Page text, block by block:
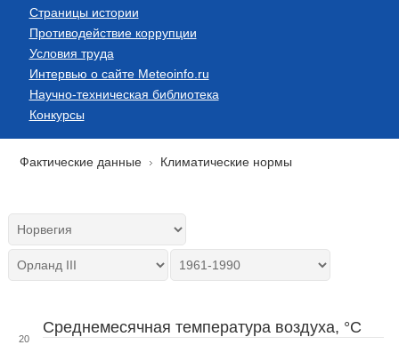
Страницы истории
Противодействие коррупции
Условия труда
Интервью о сайте Meteoinfo.ru
Научно-техническая библиотека
Конкурсы
Фактические данные Климатические нормы
Среднемесячная температура воздуха, °C
20